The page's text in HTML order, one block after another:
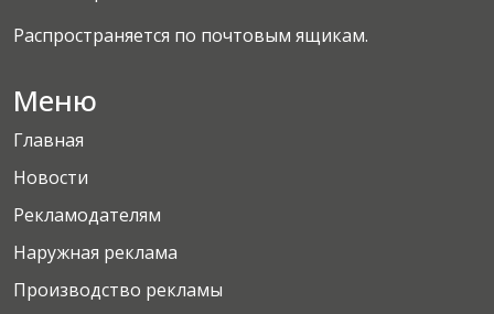
Распространяется по почтовым ящикам.
Меню
Главная
Новости
Рекламодателям
Наружная реклама
Производство рекламы